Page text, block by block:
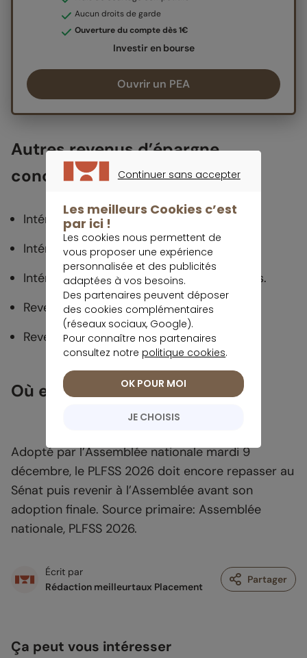
Aucun droits de garde
Ouverture du compte dès 1€
Investir en bourse
Ouvrir un PEA
Autres revenus d’épargne
concernés
Intérêts des comptes à terme.
Intérêts des livrets bancaires.
Intérêts des comptes courants rémunérés.
Revenus des comptes-titres.
Revenus des PEA.
Où en est le texte ?
Adopté par l’Assemblée nationale mardi 9
décembre, le PLFSS 2026 doit encore repasser au
Sénat puis revenir à l’Assemblée avant son
adoption finale. Source primaire: Assemblée
nationale, PLFSS 2026.
Écrit par
Rédaction meilleurtaux Placement
Partager
Ça peut vous intéresser
Continuer sans accepter
Les meilleurs Cookies c’est
par ici !
Les cookies nous permettent de
vous proposer une expérience
personnalisée et des publicités
adaptées à vos besoins.
Des partenaires peuvent déposer
des cookies complémentaires
(réseaux sociaux, Google).
Pour connaître nos partenaires
consultez notre politique cookies.
JE CHOISIS
OK POUR MOI